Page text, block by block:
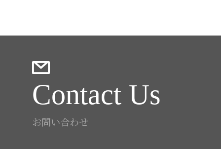
Contact Us
お問い合わせ